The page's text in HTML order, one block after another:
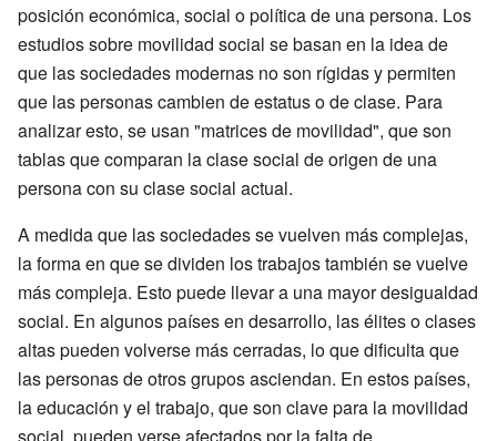
posición económica, social o política de una persona. Los
estudios sobre movilidad social se basan en la idea de
que las sociedades modernas no son rígidas y permiten
que las personas cambien de estatus o de clase. Para
analizar esto, se usan "matrices de movilidad", que son
tablas que comparan la clase social de origen de una
persona con su clase social actual.
A medida que las sociedades se vuelven más complejas,
la forma en que se dividen los trabajos también se vuelve
más compleja. Esto puede llevar a una mayor desigualdad
social. En algunos países en desarrollo, las élites o clases
altas pueden volverse más cerradas, lo que dificulta que
las personas de otros grupos asciendan. En estos países,
la educación y el trabajo, que son clave para la movilidad